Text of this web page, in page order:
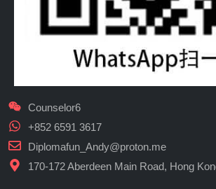
Counselor6
+852 6591 3617
Diplomafun_Andy@proton.me
170-172 Aberdeen Main Road, Hong